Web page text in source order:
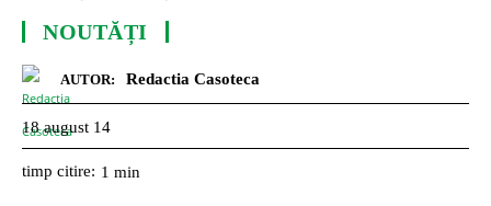
NOUTĂȚI
AUTOR: Redactia Casoteca
18 august 14
timp citire: 1 min